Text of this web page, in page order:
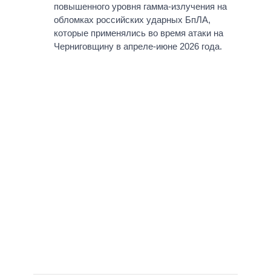
повышенного уровня гамма-излучения на
обломках российских ударных БпЛА,
которые применялись во время атаки на
Черниговщину в апреле-июне 2026 года.